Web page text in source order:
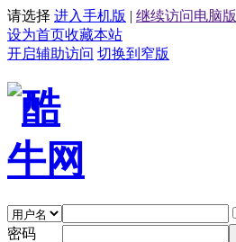
请选择 进入手机版 | 继续访问电脑版
设为首页收藏本站
开启辅助访问 切换到窄版
密码